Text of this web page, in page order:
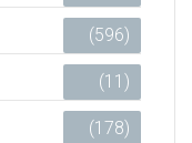
(596)
(11)
(178)